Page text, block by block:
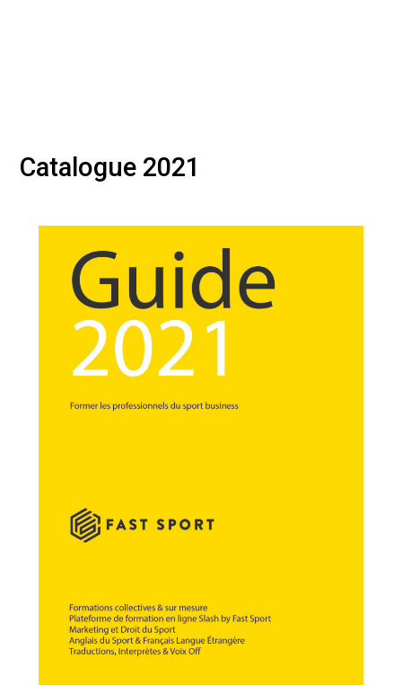
Catalogue 2021